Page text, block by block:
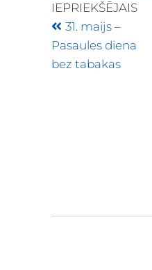
IEPRIEKŠĒJAIS
31. maijs –
Pasaules diena
bez tabakas